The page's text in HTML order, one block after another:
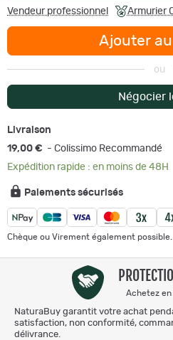
Vendeur professionnel Armurier
Ajouter
ou
Négocier
Livraison
19,00 € - Colissimo Recommandé
Expédition rapide : en moins de 48H
Paiements sécurisés
Chèque ou Virement également possible.
Achetez
NaturaBuy garantit votre achat
satisfaction, non conformité,
délivrance.